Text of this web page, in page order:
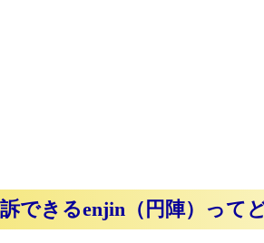
できるenjin（円陣）って